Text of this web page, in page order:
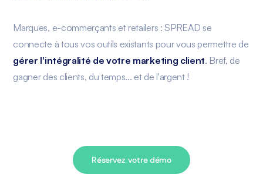
Marques, e-commerçants et retailers : SPREAD se
connecte à tous vos outils existants pour vous permettre de
gérer l'intégralité de votre marketing client. Bref, de
gagner des clients, du temps... et de l'argent !
Réservez votre démo